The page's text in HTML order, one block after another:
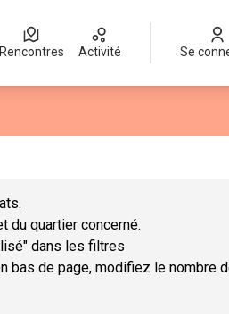
Rencontres Activité Se
du quartier concerné.
dans les filtres
bas de page, modifiez le nombre